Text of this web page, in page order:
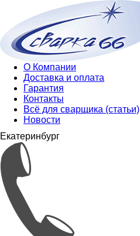
О Компании
Доставка и оплата
Гарантия
Контакты
Всё для сварщика (статьи)
Новости
Екатеринбург